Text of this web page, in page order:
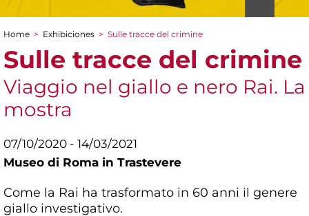
You are here
Home > Exhibiciones > Sulle tracce del crimine
Sulle tracce del crimine
Viaggio nel giallo e nero Rai. La
mostra
07/10/2020 - 14/03/2021
Museo di Roma in Trastevere
Come la Rai ha trasformato in 60 anni il genere
giallo investigativo.